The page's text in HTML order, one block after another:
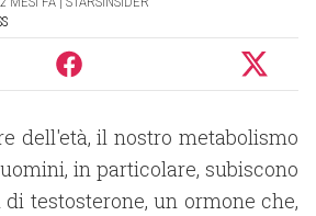
dell'età, il nostro metabolismo
in particolare, subiscono
testosterone, un ormone che,